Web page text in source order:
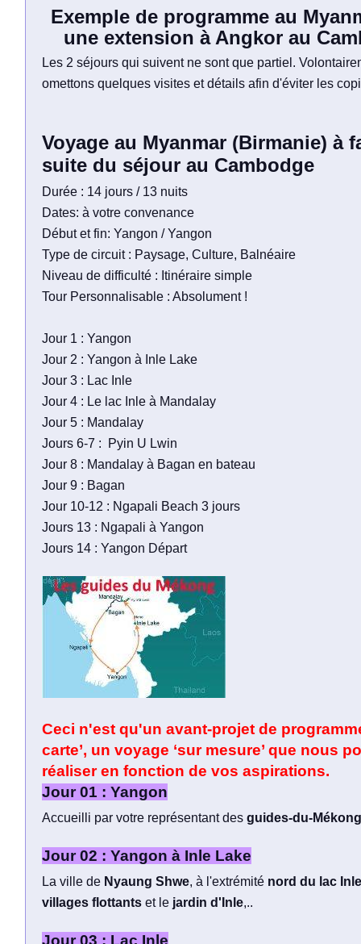
Exemple de programme au
une extension à Angkor au
Les 2 séjours qui suivent ne sont que partiel.
omettons quelques visites et détails afin d'éviter les
Voyage au Myanmar (Birmanie) à
suite du séjour au Cambodge
Durée : 14 jours / 13 nuits
Dates: à votre convenance
Début et fin: Yangon / Yangon
Type de circuit : Paysage, Culture, Balnéaire
Niveau de difficulté : Itinéraire simple
Tour Personnalisable : Absolument !
Jour 1 : Yangon
Jour 2 : Yangon à Inle Lake
Jour 3 : Lac Inle
Jour 4 : Le lac Inle à Mandalay
Jour 5 : Mandalay
Jours 6-7 : Pyin U Lwin
Jour 8 : Mandalay à Bagan en bateau
Jour 9 : Bagan
Jour 10-12 : Ngapali Beach 3 jours
Jours 13 : Ngapali à Yangon
Jours 14 : Yangon Départ
Ceci n'est qu'un avant-projet de
carte’, un voyage ‘sur mesure’ que nous
réaliser en fonction de vos aspirations.
Jour 01 : Yangon
Accueilli par votre représentant desguides-du-
Jour 02 : Yangon à Inle Lake
La ville de Nyaung Shwe, à l'extrémité nord du lac
villages flottants et le jardin d'Inle,..
Jour 03 : Lac Inle